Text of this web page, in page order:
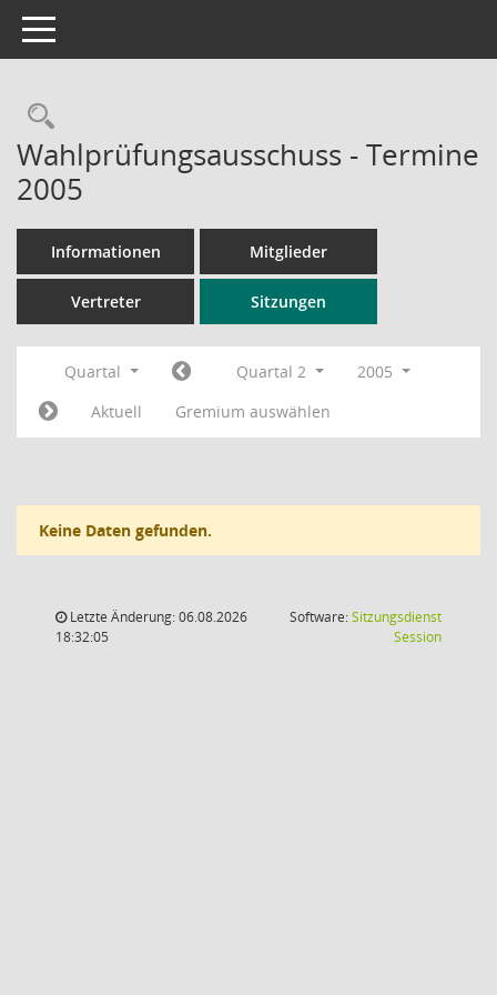
Toggle navigation
Rechercheauswahl
Wahlprüfungsausschuss - Termine
2005
Informationen Mitglieder
Vertreter Sitzungen
Quartal Quartal 2
2005
Aktuell
Gremium auswählen
Keine Daten gefunden.
Letzte Änderung: 06.08.2026
18:32:05
Software:Sitzungsdienst
Session(Wird in